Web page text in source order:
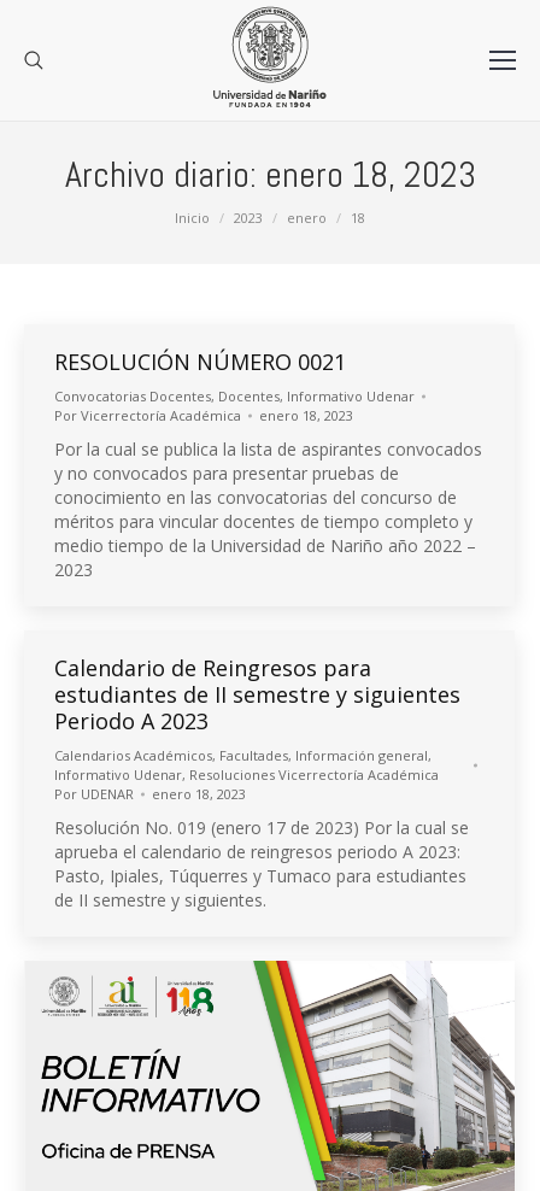
Archivo diario: enero 18, 2023
Inicio 2023 enero 18
RESOLUCIÓN NÚMERO 0021
Convocatorias Docentes, Docentes, Informativo Udenar
Por Vicerrectoría Académica enero 18, 2023
Por la cual se publica la lista de aspirantes convocados
y no convocados para presentar pruebas de
conocimiento en las convocatorias del concurso de
méritos para vincular docentes de tiempo completo y
medio tiempo de la Universidad de Nariño año 2022 –
2023
Calendario de Reingresos para
estudiantes de II semestre y siguientes
Periodo A 2023
Calendarios Académicos, Facultades, Información general,
Informativo Udenar, Resoluciones Vicerrectoría Académica
Por UDENAR enero 18, 2023
Resolución No. 019 (enero 17 de 2023) Por la cual se
aprueba el calendario de reingresos periodo A 2023:
Pasto, Ipiales, Túquerres y Tumaco para estudiantes
de II semestre y siguientes.